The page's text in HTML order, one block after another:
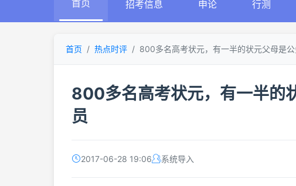
首页 招考信息 申论 行测
首页 热点时评 800多名高考状元，有一半的状元父母是
800多名高考状元，有一半的
员
2017-06-28 19:06 系统导入